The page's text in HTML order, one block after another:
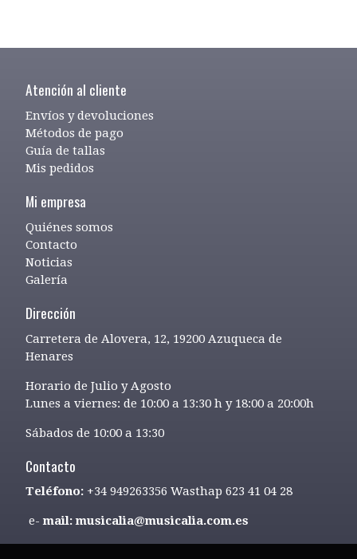
Atención al cliente
Envíos y devoluciones
Métodos de pago
Guía de tallas
Mis pedidos
Mi empresa
Quiénes somos
Contacto
Noticias
Galería
Dirección
Carretera de Alovera, 12, 19200 Azuqueca de
Henares
Horario de Julio y Agosto
Lunes a viernes: de 10:00 a 13:30 h y 18:00 a 20:00h
Sábados de 10:00 a 13:30
Contacto
Teléfono: +34 949263356 Wasthap 623 41 04 28
e-mail: musicalia@musicalia.com.es